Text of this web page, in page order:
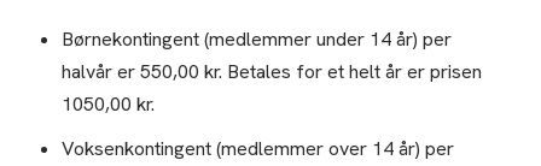
Børnekontingent (medlemmer under 14 år) per
halvår er 550,00 kr. Betales for et helt år er prisen
1050,00 kr.
Voksenkontingent (medlemmer over 14 år) per